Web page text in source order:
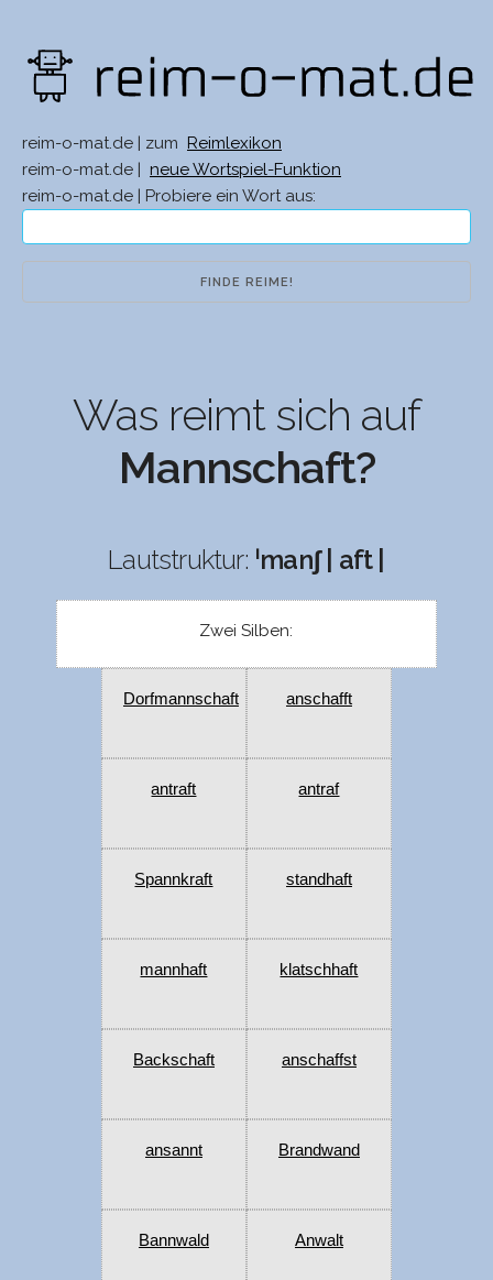
reim-o-mat.de | zum
Reimlexikon
reim-o-mat.de |
neue Wortspiel-Funktion
reim-o-mat.de | Probiere ein Wort aus:
Was reimt sich auf
Mannschaft?
Lautstruktur: ˈmanʃ | aft |
Zwei Silben:
Dorfmannschaft anschafft
antraft antraf
Spannkraft standhaft
mannhaft klatschhaft
Backschaft anschaffst
ansannt Brandwand
Bannwald Anwalt